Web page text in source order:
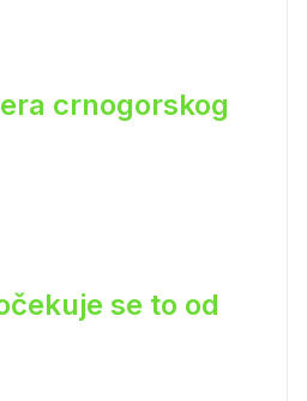
crnogorskog
se to od